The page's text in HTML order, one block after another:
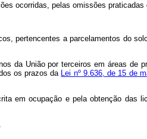
ocorridas, pelas omissões
pertencentes a parcelamentos do
da União por terceiros em áreas
os prazos da Lei nº 9.636, de 15 de
em ocupação e pela obtenção